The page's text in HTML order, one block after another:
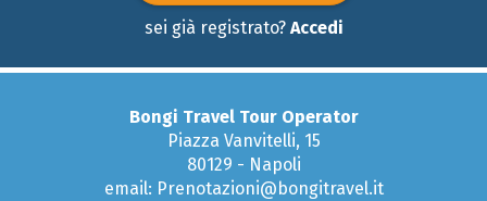
sei già registrato? Accedi
Bongi Travel Tour Operator
Piazza Vanvitelli, 15
80129 - Napoli
email: Prenotazioni@bongitravel.it